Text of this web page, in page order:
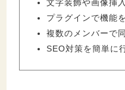
文字装飾や画像挿
プラグインで機能
複数のメンバーで
SEO対策を簡単に